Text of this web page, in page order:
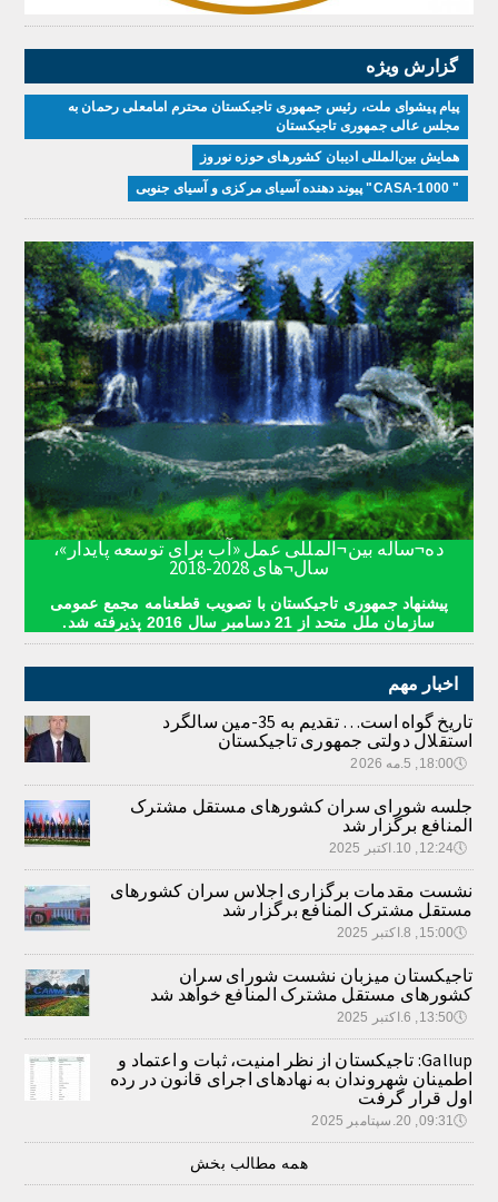
گزارش ویژه
پیام پیشوای ملت، رئیس جمهوری تاجیکستان محترم امامعلی رحمان به
مجلس عالی جمهوری تاجیکستان
همایش بین‌المللی ادیبان کشور‌های حوزه نوروز
" CASA-1000" پیوند دهنده آسیای مرکزی و آسیای جنوبی
ده¬ساله بین¬المللی عمل «آب برای توسعه پایدار»،
سال¬های 2028-2018
پیشنهاد جمهوری تاجیکستان با تصویب قطعنامه مجمع عمومی
سازمان ملل متحد از 21 دسامبر سال 2016 پذیرفته شد.
اخبار مهم
تاریخ گواه است… تقدیم به 35-مین سالگرد
استقلال دولتی جمهوری تاجیکستان
🕔18:00, 5.مه 2026
جلسه شورای سران کشورهای مستقل مشترک
المنافع برگزار شد
🕔12:24, 10.اکتبر 2025
نشست مقدمات برگزاری اجلاس سران کشورهای
مستقل مشترک المنافع برگزار شد
🕔15:00, 8.اکتبر 2025
تاجیکستان میزبان نشست شورای سران
کشورهای مستقل مشترک المنافع خواهد شد
🕔13:50, 6.اکتبر 2025
Gallup: تاجیکستان از نظر امنیت، ثبات و اعتماد و
اطمینان شهروندان به نهادهای اجرای قانون در رده
اول قرار گرفت
🕔09:31, 20.سپتامبر 2025
همه مطالب بخش